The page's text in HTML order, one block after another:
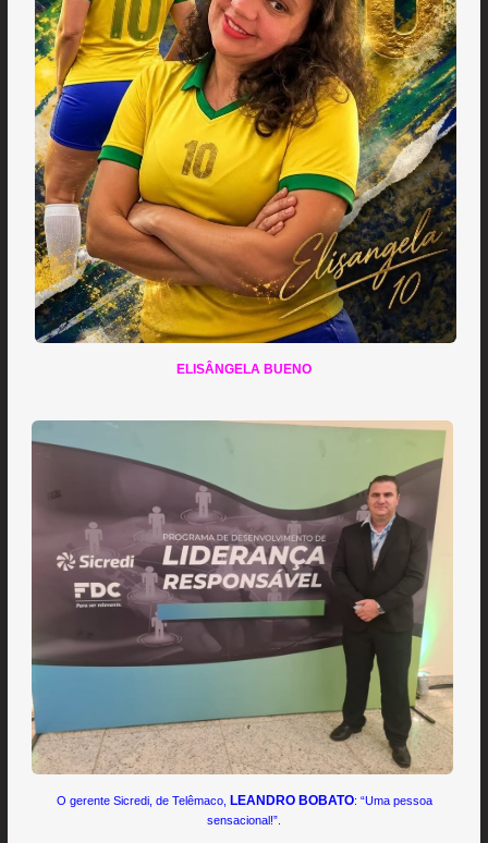
ELISÂNGELA BUENO
O gerente Sicredi, de Telêmaco, LEANDRO BOBATO: “Uma pessoa
sensacional!”.